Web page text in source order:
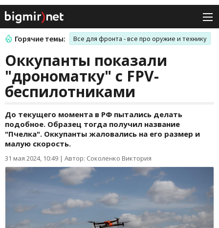
Горячие темы: Все для фронта - все про оружие и технику
Оккупанты показали
"дрономатку" с FPV-
беспилотниками
До текущего момента в РФ пытались делать
подобное. Образец тогда получил название
"Пчелка". Оккупанты жаловались на его размер и
малую скорость.
31 мая 2024, 10:49 | Автор: Соколенко Виктория